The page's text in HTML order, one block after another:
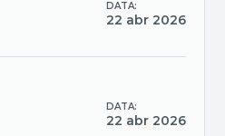
DATA:
22 abr 2026
DATA:
22 abr 2026